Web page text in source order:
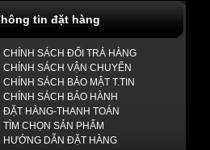
tin đặt hàng
CHÍNH SÁCH ĐỔI TRẢ HÀNG
CHÍNH SÁCH VẬN CHUYỂN
CHÍNH SÁCH BẢO MẬT T.TIN
CHÍNH SÁCH BẢO HÀNH
ĐẶT HÀNG-THANH TOÁN
TÌM CHỌN SẢN PHẨM
HƯỚNG DẪN ĐẶT HÀNG